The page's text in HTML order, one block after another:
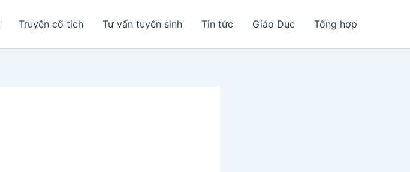
Truyện cổ tich Tư vấn tuyển sinh Tin tức Giáo Dục Tổng hợp